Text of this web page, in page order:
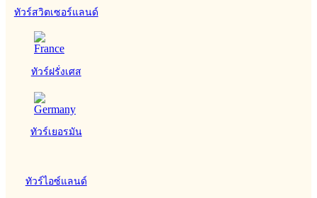
ทัวร์สวิตเซอร์แลนด์
ทัวร์ฝรั่งเศส
ทัวร์เยอรมัน
ทัวร์ไอซ์แลนด์